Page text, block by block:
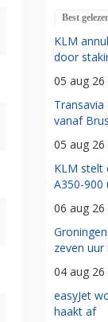
Best
KLM
door
05 aug 26
vanaf
05 aug 26
KLM stelt
A350-900
06 aug 26
zeven uur
04 aug 26
easyJet
haakt af